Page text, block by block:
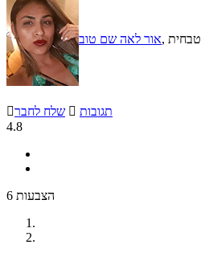
אור לאה שם טוב , טבחית
שלח לחבר  תגובות
4.8
6 הצבעות